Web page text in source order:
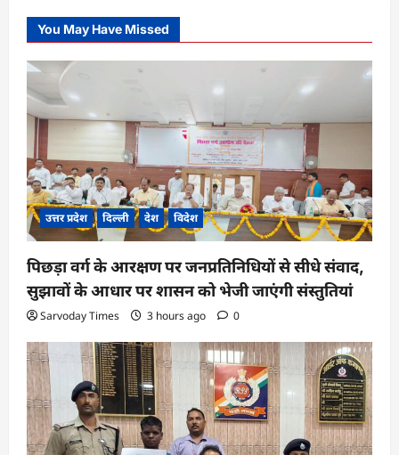
You May Have Missed
उत्तर प्रदेश दिल्ली देश विदेश
पिछड़ा वर्ग के आरक्षण पर जनप्रतिनिधियों से सीधे संवाद,
सुझावों के आधार पर शासन को भेजी जाएंगी संस्तुतियां
Sarvoday Times 3 hours ago 0